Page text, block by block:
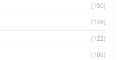
(150)
(148)
(122)
(109)